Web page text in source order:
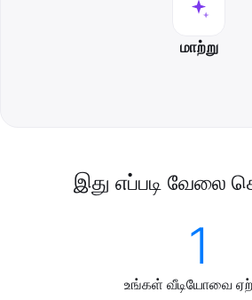
மாற்று
இது எப்படி வேலை
1
உங்கள் வீடியோவை